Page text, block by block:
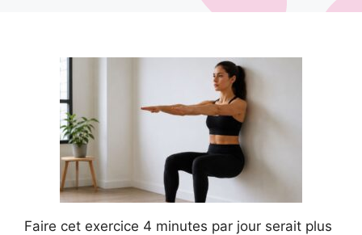
Faire cet exercice 4 minutes par jour serait plus